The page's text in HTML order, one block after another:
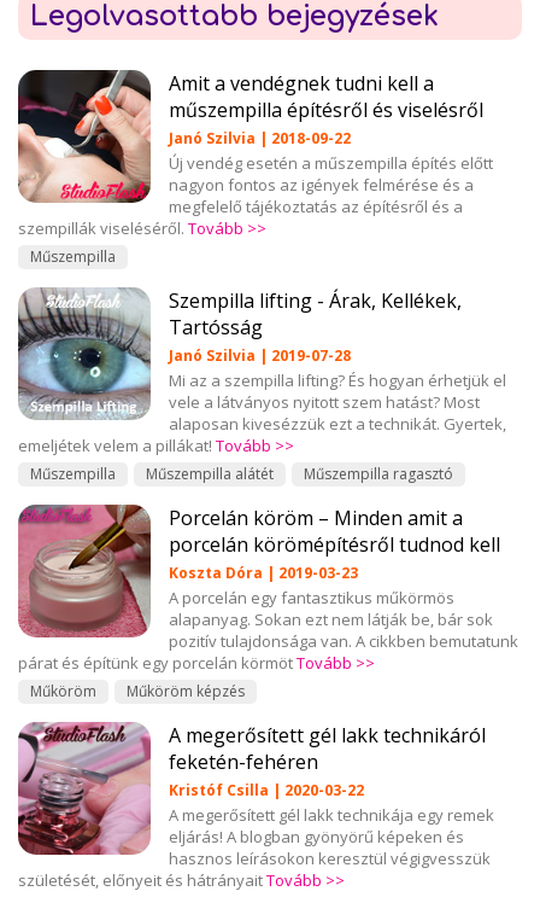
Legolvasottabb bejegyzések
Amit a vendégnek tudni kell a
műszempilla építésről és viselésről
Janó Szilvia | 2018-09-22
Új vendég esetén a műszempilla építés előtt
nagyon fontos az igények felmérése és a
megfelelő tájékoztatás az építésről és a
szempillák viseléséről. Tovább >>
Műszempilla
Szempilla lifting - Árak, Kellékek,
Tartósság
Janó Szilvia | 2019-07-28
Mi az a szempilla lifting? És hogyan érhetjük el
vele a látványos nyitott szem hatást? Most
alaposan kivesézzük ezt a technikát. Gyertek,
emeljétek velem a pillákat! Tovább >>
Műszempilla Műszempilla alátét Műszempilla ragasztó
Porcelán köröm – Minden amit a
porcelán körömépítésről tudnod kell
Koszta Dóra | 2019-03-23
A porcelán egy fantasztikus műkörmös
alapanyag. Sokan ezt nem látják be, bár sok
pozitív tulajdonsága van. A cikkben bemutatunk
párat és építünk egy porcelán körmötTovább >>
Műköröm Műköröm képzés
A megerősített gél lakk technikáról
feketén-fehéren
Kristóf Csilla | 2020-03-22
A megerősített gél lakk technikája egy remek
eljárás! A blogban gyönyörű képeken és
hasznos leírásokon keresztül végigvesszük
születését, előnyeit és hátrányaitTovább >>